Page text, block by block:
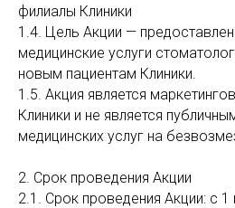
филиалы Клиники
1.4. Цель Акции —
медицинские услуги
новым пациентам Клиники.
1.5. Акция является
Клиники и не является
медицинских услуг на
2. Срок проведения Акции
2.1. Срок проведения Акции: с